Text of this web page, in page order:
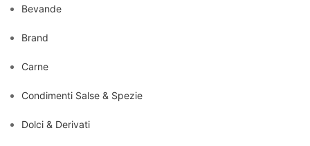
Bevande
Brand
Carne
Condimenti Salse & Spezie
Dolci & Derivati